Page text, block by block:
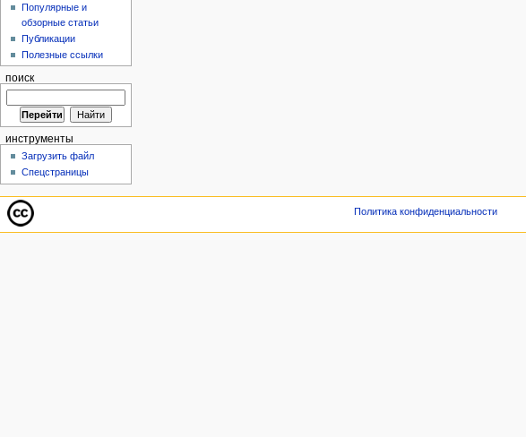
Популярные и
обзорные статьи
Публикации
Полезные ссылки
поиск
инструменты
Загрузить файл
Спецстраницы
Политика конфиденциальности